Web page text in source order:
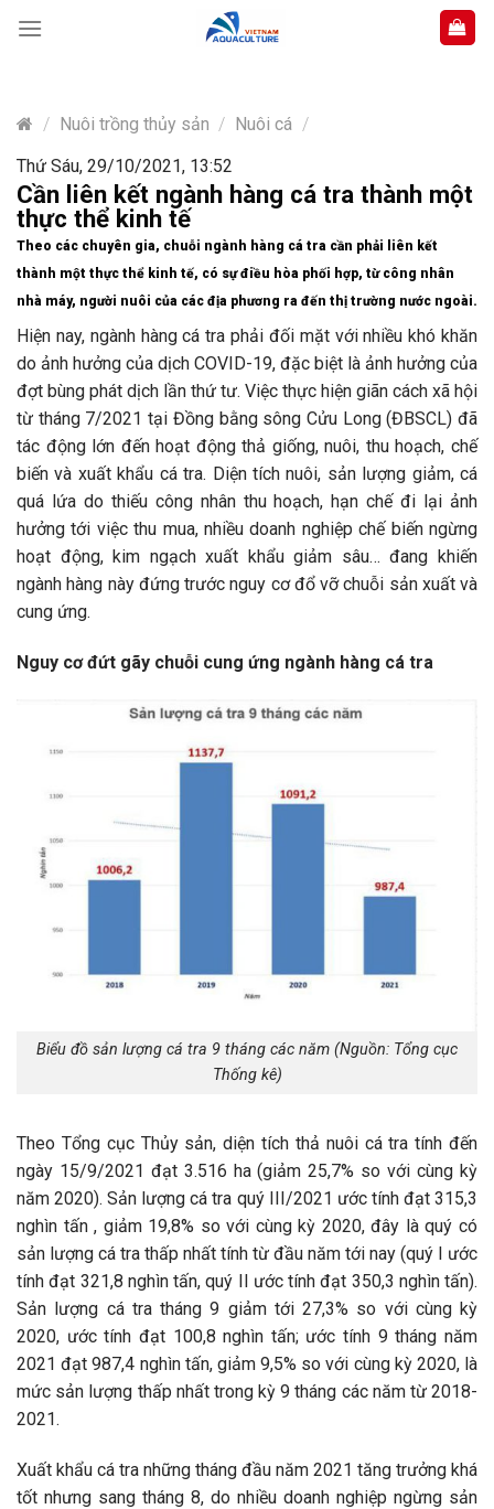
content
/ Nuôi trồng thủy sản / Nuôi cá /
Thứ Sáu, 29/10/2021, 13:52
Cần liên kết ngành hàng cá tra thành một
thực thể kinh tế
Theo các chuyên gia, chuỗi ngành hàng cá tra cần phải liên kết
thành một thực thể kinh tế, có sự điều hòa phối hợp, từ công nhân
nhà máy, người nuôi của các địa phương ra đến thị trường nước ngoài.
Hiện nay, ngành hàng cá tra phải đối mặt với nhiều khó khăn
do ảnh hưởng của dịch COVID-19, đặc biệt là ảnh hưởng của
đợt bùng phát dịch lần thứ tư. Việc thực hiện giãn cách xã hội
từ tháng 7/2021 tại Đồng bằng sông Cửu Long (ĐBSCL) đã
tác động lớn đến hoạt động thả giống, nuôi, thu hoạch, chế
biến và xuất khẩu cá tra. Diện tích nuôi, sản lượng giảm, cá
quá lứa do thiếu công nhân thu hoạch, hạn chế đi lại ảnh
hưởng tới việc thu mua, nhiều doanh nghiệp chế biến ngừng
hoạt động, kim ngạch xuất khẩu giảm sâu… đang khiến
ngành hàng này đứng trước nguy cơ đổ vỡ chuỗi sản xuất và
cung ứng.
Nguy cơ đứt gãy chuỗi cung ứng ngành hàng cá tra
Biểu đồ sản lượng cá tra 9 tháng các năm (Nguồn: Tổng cục
Thống kê)
Theo Tổng cục Thủy sản, diện tích thả nuôi cá tra tính đến
ngày 15/9/2021 đạt 3.516 ha (giảm 25,7% so với cùng kỳ
năm 2020). Sản lượng cá tra quý III/2021 ước tính đạt 315,3
nghìn tấn , giảm 19,8% so với cùng kỳ 2020, đây là quý có
sản lượng cá tra thấp nhất tính từ đầu năm tới nay (quý I ước
tính đạt 321,8 nghìn tấn, quý II ước tính đạt 350,3 nghìn tấn).
Sản lượng cá tra tháng 9 giảm tới 27,3% so với cùng kỳ
2020, ước tính đạt 100,8 nghìn tấn; ước tính 9 tháng năm
2021 đạt 987,4 nghìn tấn, giảm 9,5% so với cùng kỳ 2020, là
mức sản lượng thấp nhất trong kỳ 9 tháng các năm từ 2018-
2021.
Xuất khẩu cá tra những tháng đầu năm 2021 tăng trưởng khá
tốt nhưng sang tháng 8, do nhiều doanh nghiệp ngừng sản